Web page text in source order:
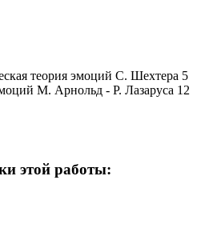
теория эмоций С. Шехтера 5
М. Арнольд - Р. Лазаруса 12
этой работы: